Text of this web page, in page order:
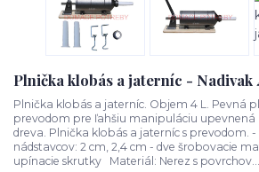
Plnička klobás a jaterníc - Nadivak
Plnička klobás a jaterníc. Objem 4 L. Pevná
prevodom pre ľahšiu manipuláciu upevnená
dreva. Plnička klobás a jaterníc s prevodom.
nádstavcov: 2 cm, 2,4 cm - dve šrobovacie
upínacie skrutky Materiál: Nerez s povrchov...